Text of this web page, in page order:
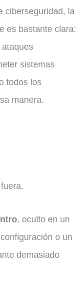
ciberseguridad, la
es bastante clara:
sistemas
todos los
manera.
, oculto en un
o un
demasiado